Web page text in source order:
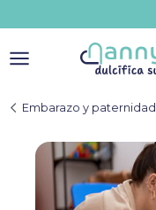
Embarazo y paternidad